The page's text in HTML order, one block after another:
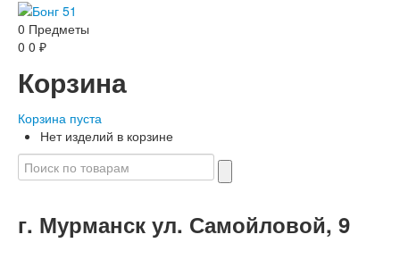
0 Предметы
0 0 ₽
Корзина
Корзина пуста
Нет изделий в корзине
г. Мурманск ул. Самойловой, 9